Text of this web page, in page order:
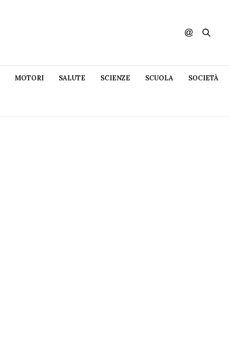
MOTORI SALUTE SCIENZE SCUOLA SOCIETÀ